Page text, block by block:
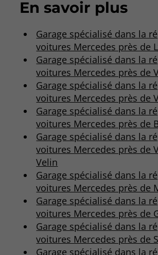
En savoir plus
Garage spécialisé dans la
voitures Mercedes près de
Garage spécialisé dans la
voitures Mercedes près de
Garage spécialisé dans la
voitures Mercedes près de
Garage spécialisé dans la
voitures Mercedes près de
Garage spécialisé dans la
voitures Mercedes près de
Velin
Garage spécialisé dans la
voitures Mercedes près de
Garage spécialisé dans la
voitures Mercedes près de
Garage spécialisé dans la
voitures Mercedes près de
Garage spécialisé dans la